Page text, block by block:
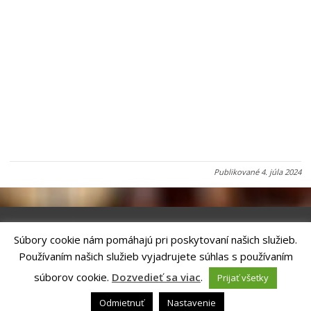
Publikované 4. júla 2024
Riešenie ANTIK SMART CITY
| Technický prevádzkovateľ – MVI
Technology, s.r.o.
Správca webového sídla: Mesto Kežmarok, Hlavné námestie, 060 01
Kežmarok, tel.: +421524660111
podatelna@kezmarok.sk,|Vyhlásenie o prístupnosti
Ochrana osobných údajov
Súbory cookie nám pomáhajú pri poskytovaní našich služieb.
Používaním našich služieb vyjadrujete súhlas s používaním
súborov cookie. Dozvedieť sa viac.
Prijať všetky
Odmietnuť
Nastavenie